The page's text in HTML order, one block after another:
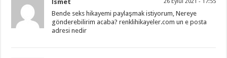
İsmet
Bende seks hikayemi paylaşmak istiyorum, Nereye
gönderebilirim acaba? renklihikayeler.com un e posta
adresi nedir